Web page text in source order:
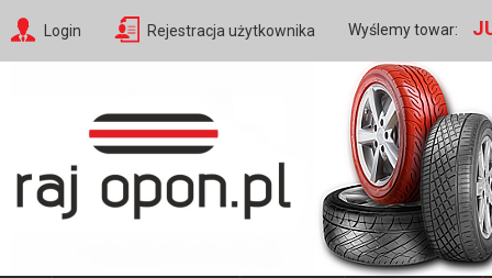
Login Rejestracja użytkownika Wyślemy towar: